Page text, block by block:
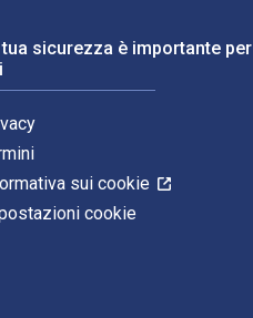
tua sicurezza è importante per
sui cookie
cookie